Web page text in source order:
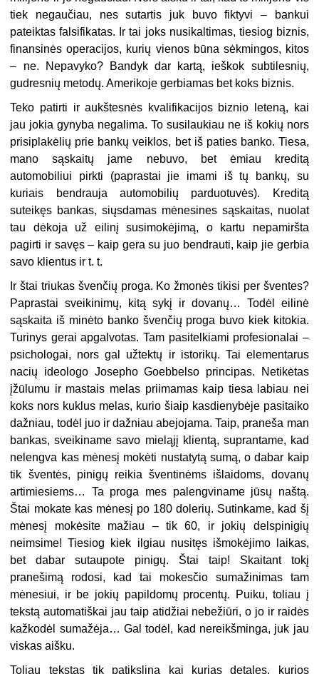
tiek negaučiau, nes sutartis juk buvo fiktyvi – bankui
pateiktas falsifikatas. Ir tai joks nusikaltimas, tiesiog biznis,
finansinės operacijos, kurių vienos būna sėkmingos, kitos
– ne. Nepavyko? Bandyk dar kartą, ieškok subtilesnių,
gudresnių metodų. Amerikoje gerbiamas bet koks biznis.
Teko patirti ir aukštesnės kvalifikacijos biznio leteną, kai
jau jokia gynyba negalima. To susilaukiau ne iš kokių nors
prisiplakėlių prie bankų veiklos, bet iš paties banko. Tiesa,
mano sąskaitų jame nebuvo, bet ėmiau kreditą
automobiliui pirkti (paprastai jie imami iš tų bankų, su
kuriais bendrauja automobilių parduotuvės). Kreditą
suteikęs bankas, siųsdamas mėnesines sąskaitas, nuolat
tau dėkoja už eilinį susimokėjimą, o kartu nepamiršta
pagirti ir savęs – kaip gera su juo bendrauti, kaip jie gerbia
savo klientus ir t. t.
Ir štai triukas švenčių proga. Ko žmonės tikisi per šventes?
Paprastai sveikinimų, kitą sykį ir dovanų… Todėl eilinė
sąskaita iš minėto banko švenčių proga buvo kiek kitokia.
Turinys gerai apgalvotas. Tam pasitelkiami profesionalai –
psichologai, nors gal užtektų ir istorikų. Tai elementarus
nacių ideologo Josepho Goebbelso principas. Netikėtas
įžūlumu ir mastais melas priimamas kaip tiesa labiau nei
koks nors kuklus melas, kurio šiaip kasdienybėje pasitaiko
dažniau, todėl juo ir dažniau abejojama. Taip, praneša man
bankas, sveikiname savo mieląjį klientą, suprantame, kad
nelengva kas mėnesį mokėti nustatytą sumą, o dabar kaip
tik šventės, pinigų reikia šventinėms išlaidoms, dovanų
artimiesiems… Ta proga mes palengviname jūsų naštą.
Štai mokate kas mėnesį po 180 dolerių. Sutinkame, kad šį
mėnesį mokėsite mažiau – tik 60, ir jokių delspinigių
neimsime! Tiesiog kiek ilgiau nusitęs išmokėjimo laikas,
bet dabar sutaupote pinigų. Štai taip! Skaitant tokį
pranešimą rodosi, kad tai mokesčio sumažinimas tam
mėnesiui, ir be jokių papildomų procentų. Puiku, toliau į
tekstą automatiškai jau taip atidžiai nebežiūri, o jo ir raidės
kažkodėl sumažėja… Gal todėl, kad nereikšminga, juk jau
viskas aišku.
Toliau tekstas tik patikslina kai kurias detales, kurios